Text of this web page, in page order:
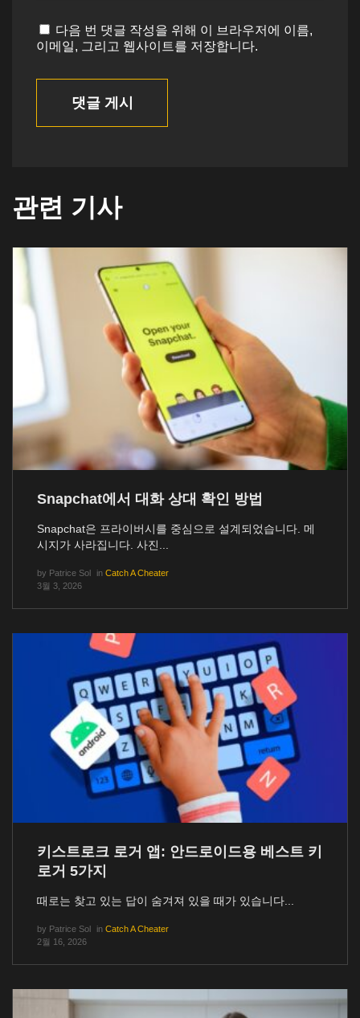
다음 번 댓글 작성을 위해 이 브라우저에 이름,
이메일, 그리고 웹사이트를 저장합니다.
댓글 게시
관련 기사
Snapchat에서 대화 상대 확인 방법
Snapchat은 프라이버시를 중심으로 설계되었습니다. 메
시지가 사라집니다. 사진...
by Patrice Sol in Catch A Cheater
3월 3, 2026
키스트로크 로거 앱: 안드로이드용 베스트 키
로거 5가지
때로는 찾고 있는 답이 숨겨져 있을 때가 있습니다...
by Patrice Sol in Catch A Cheater
2월 16, 2026